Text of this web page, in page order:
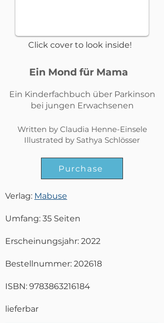
Click cover to look inside!
Ein Mond für Mama
Ein Kinderfachbuch über Parkinson
bei jungen Erwachsenen
Written by Claudia Henne-Einsele
Illustrated by Sathya Schlösser
Purchase
Verlag: Mabuse
Umfang: 35 Seiten
Erscheinungsjahr: 2022
Bestellnummer: 202618
ISBN: 9783863216184
lieferbar